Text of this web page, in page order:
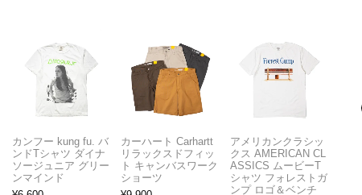
カンフー kung fu. バ
ンドTシャツ ダイナ
ソージュニア グリー
ンマインド
カーハート Carhartt
リラックスドフィッ
ト キャンバスワーク
ショーツ
アメリカンクラシッ
クス AMERICAN CL
ASSICS ムービーT
シャツ フォレストガ
ンプ ロゴ＆ベンチ